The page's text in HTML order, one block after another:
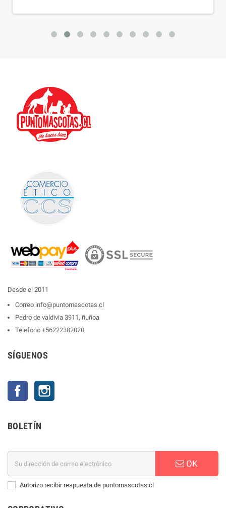
Desde el 2011
Correo info@puntomascotas.cl
Pedro de valdivia 3911, ñuñoa
Telefono +56222382020
SÍGUENOS
Facebook
BOLETÍN
OK
Autorizo recibir respuesta de puntomascotas.cl